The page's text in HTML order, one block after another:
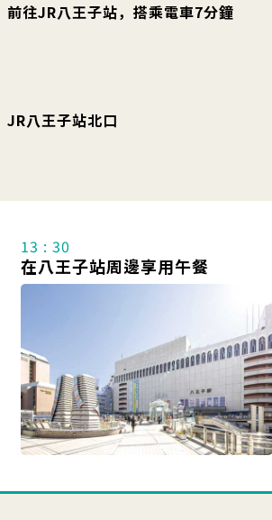
前往JR八王子站，搭乘電車7分鐘
JR八王子站北口
13 : 30
在八王子站周邊享用午餐